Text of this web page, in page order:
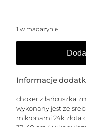
1 w magazynie
Informacje
choker z łańcuszka
wykonany jest ze
mikronami 24k złota